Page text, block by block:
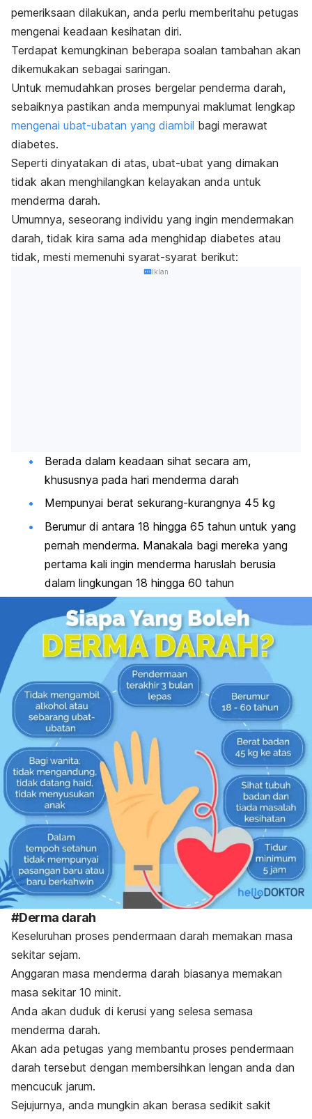
pemeriksaan dilakukan, anda perlu memberitahu petugas
mengenai keadaan kesihatan diri.
Terdapat kemungkinan beberapa soalan tambahan akan
dikemukakan sebagai saringan.
Untuk memudahkan proses bergelar penderma darah,
sebaiknya pastikan anda mempunyai maklumat lengkap
mengenai ubat-ubatan yang diambil bagi merawat
diabetes.
Seperti dinyatakan di atas, ubat-ubat yang dimakan
tidak akan menghilangkan kelayakan anda untuk
menderma darah.
Umumnya, seseorang individu yang ingin mendermakan
darah, tidak kira sama ada menghidap diabetes atau
tidak, mesti memenuhi syarat-syarat berikut:
Iklan
Berada dalam keadaan sihat secara am,
khususnya pada hari menderma darah
Mempunyai berat sekurang-kurangnya 45 kg
Berumur di antara 18 hingga 65 tahun untuk yang
pernah menderma. Manakala bagi mereka yang
pertama kali ingin menderma haruslah berusia
dalam lingkungan 18 hingga 60 tahun
#Derma darah
Keseluruhan proses pendermaan darah memakan masa
sekitar sejam.
Anggaran masa menderma darah biasanya memakan
masa sekitar 10 minit.
Anda akan duduk di kerusi yang selesa semasa
menderma darah.
Akan ada petugas yang membantu proses pendermaan
darah tersebut dengan membersihkan lengan anda dan
mencucuk jarum.
Sejujurnya, anda mungkin akan berasa sedikit sakit